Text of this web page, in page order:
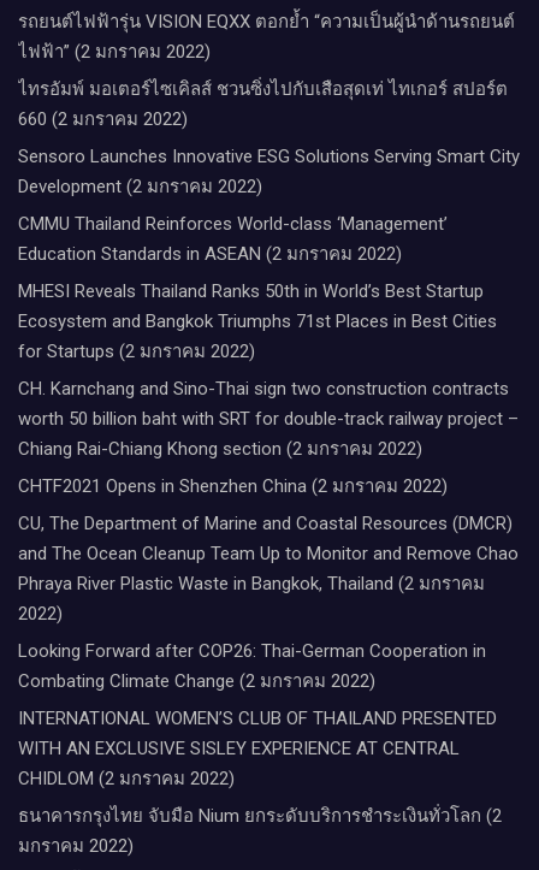
รถยนต์ไฟฟ้ารุ่น VISION EQXX ตอกย้ำ “ความเป็นผู้นำด้านรถยนต์
ไฟฟ้า” (2 มกราคม 2022)
ไทรอัมพ์ มอเตอร์ไซเคิลส์ ชวนซิ่งไปกับเสือสุดเท่ ไทเกอร์ สปอร์ต
660 (2 มกราคม 2022)
Sensoro Launches Innovative ESG Solutions Serving Smart City
Development (2 มกราคม 2022)
CMMU Thailand Reinforces World-class ‘Management’
Education Standards in ASEAN (2 มกราคม 2022)
MHESI Reveals Thailand Ranks 50th in World’s Best Startup
Ecosystem and Bangkok Triumphs 71st Places in Best Cities
for Startups (2 มกราคม 2022)
CH. Karnchang and Sino-Thai sign two construction contracts
worth 50 billion baht with SRT for double-track railway project –
Chiang Rai-Chiang Khong section (2 มกราคม 2022)
CHTF2021 Opens in Shenzhen China (2 มกราคม 2022)
CU, The Department of Marine and Coastal Resources (DMCR)
and The Ocean Cleanup Team Up to Monitor and Remove Chao
Phraya River Plastic Waste in Bangkok, Thailand (2 มกราคม
2022)
Looking Forward after COP26: Thai-German Cooperation in
Combating Climate Change (2 มกราคม 2022)
INTERNATIONAL WOMEN’S CLUB OF THAILAND PRESENTED
WITH AN EXCLUSIVE SISLEY EXPERIENCE AT CENTRAL
CHIDLOM (2 มกราคม 2022)
ธนาคารกรุงไทย จับมือ Nium ยกระดับบริการชำระเงินทั่วโลก (2
มกราคม 2022)